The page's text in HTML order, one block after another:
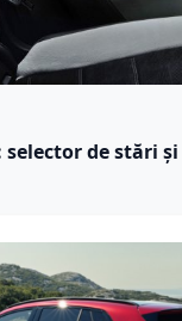
selector de stări